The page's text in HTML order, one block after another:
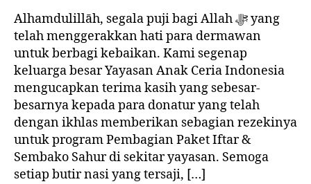
Alhamdulillāh, segala puji bagi Allah ﷻ yang
telah menggerakkan hati para dermawan
untuk berbagi kebaikan. Kami segenap
keluarga besar Yayasan Anak Ceria Indonesia
mengucapkan terima kasih yang sebesar-
besarnya kepada para donatur yang telah
dengan ikhlas memberikan sebagian rezekinya
untuk program Pembagian Paket Iftar &
Sembako Sahur di sekitar yayasan. Semoga
setiap butir nasi yang tersaji, […]